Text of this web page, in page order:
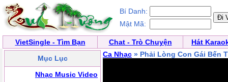
Bí Danh:
Mật Mã:
VietSingle - Tìm Bạn Chat - Trò Chuyện
Hát
Mục Lục
Nhạc Music Video
Ca Nhạc » Phải Lòng Con Gái Bến